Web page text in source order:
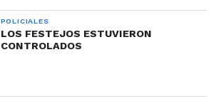
POLICIALES
LOS FESTEJOS ESTUVIERON
CONTROLADOS